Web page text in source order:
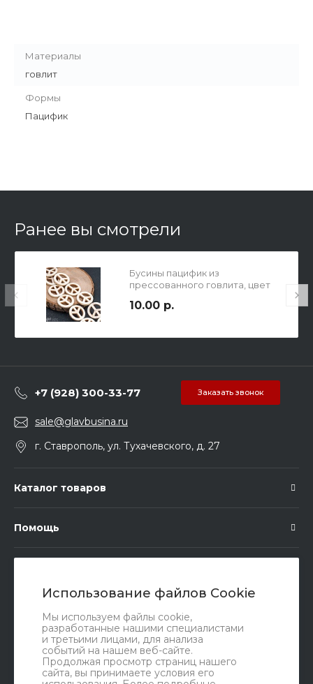
Использование файлов Cookie
Мы используем файлы cookie,
разработанные нашими специалистами
и третьими лицами, для анализа
событий на нашем веб-сайте.
Продолжая просмотр страниц нашего
сайта, вы принимаете условия его
Материалы
говлит
Формы
Пацифик
Ранее вы смотрели
Бусины пацифик из
прессованного говлита, цвет
толщина 4мм, отв-е 1.5мм.
10.00 р.
+7 (928) 300-33-77 Заказать звонок
sale@glavbusina.ru
г. Ставрополь, ул. Тухачевского, д. 27
Каталог товаров
Помощь